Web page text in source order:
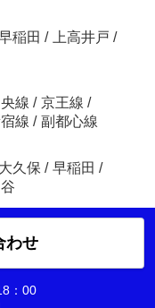
稲田 / 上高井戸 /
線 / 京王線 /
線 / 副都心線
久保 / 早稲田 /
わせ
：00